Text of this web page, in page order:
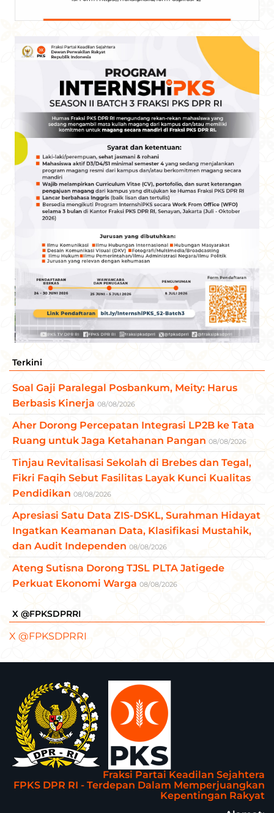
Terkini
Soal Gaji Paralegal Posbankum, Meity: Harus
Berbasis Kinerja 08/08/2026
Aher Dorong Percepatan Integrasi LP2B ke Tata
Ruang untuk Jaga Ketahanan Pangan 08/08/2026
Tinjau Revitalisasi Sekolah di Brebes dan Tegal,
Fikri Faqih Sebut Fasilitas Layak Kunci Kualitas
Pendidikan 08/08/2026
Apresiasi Satu Data ZIS-DSKL, Surahman Hidayat
Ingatkan Keamanan Data, Klasifikasi Mustahik,
dan Audit Independen 08/08/2026
Ateng Sutisna Dorong TJSL PLTA Jatigede
Perkuat Ekonomi Warga 08/08/2026
X @FPKSDPRRI
X @FPKSDPRRI
Fraksi Partai Keadilan Sejahtera
FPKS DPR RI - Terdepan Dalam Memperjuangkan
Kepentingan Rakyat